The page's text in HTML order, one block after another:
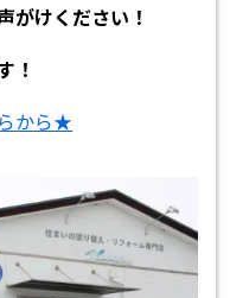
がけください！
！
から★